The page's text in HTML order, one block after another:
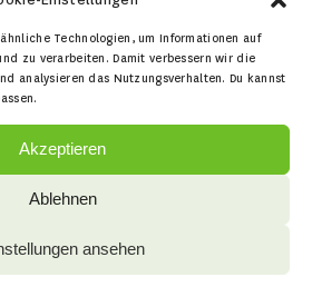
Technologien, um Informationen auf
zu verarbeiten. Damit verbessern wir die
analysieren das Nutzungsverhalten. Du kannst
Akzeptieren
Ablehnen
ansehen
wurde das Programm
zur
in neuen
mit Beiträgen zu den
zur Evaluierung
und zu
in neuen